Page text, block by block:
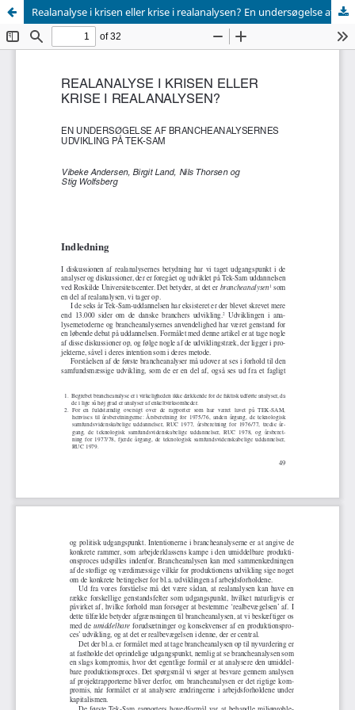
Realanalyse i krisen eller krise i realanalysen? En undersøgelse af brancheanalysernes udvikling på Tek-Sam